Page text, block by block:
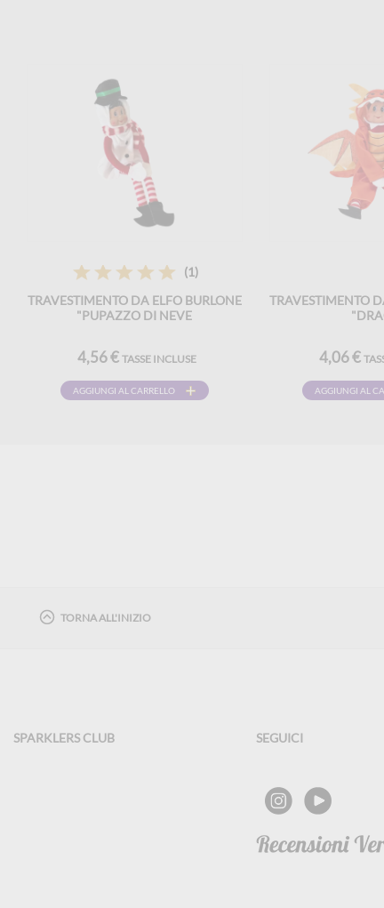
(1)
TRAVESTIMENTO DA ELFO BURLONE
"PUPAZZO DI NEVE
4,56 € TASSE INCLUSE
AGGIUNGI AL CARRELLO
TRAVESTIMENTO
4,06 €
AGGIUNGI AL
TORNA ALL'INIZIO
SPARKLERS CLUB SEGUICI